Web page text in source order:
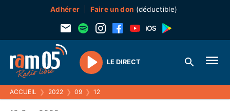
Adhérer Faire un don (déductible)
Play
LE DIRECT
ACCUEIL ❯ 2022 ❯ 09 ❯ 12